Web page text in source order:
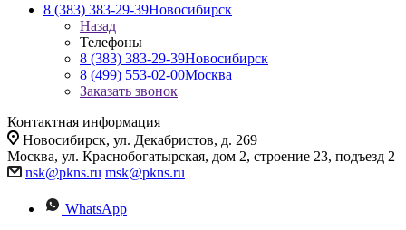
8 (383) 383-29-39Новосибирск
Назад
Телефоны
8 (383) 383-29-39Новосибирск
8 (499) 553-02-00Москва
Заказать звонок
Контактная информация
Новосибирск, ул. Декабристов, д. 269
Москва, ул. Краснобогатырская, дом 2, строение 23, подъезд 2
nsk@pkns.ru msk@pkns.ru
WhatsApp